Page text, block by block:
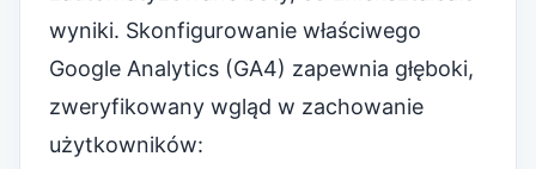
wyniki. Skonfigurowanie właściwego
Google Analytics (GA4) zapewnia głęboki,
zweryfikowany wgląd w zachowanie
użytkowników: